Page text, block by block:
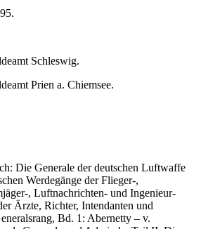
Schleswig.
Prien a. Chiemsee.
Die Generale der deutschen Luftwaffe
Werdegänge der Flieger-,
, Luftnachrichten- und Ingenieur-
Ärzte, Richter, Intendanten und
Bd. 1: Abernetty – v.